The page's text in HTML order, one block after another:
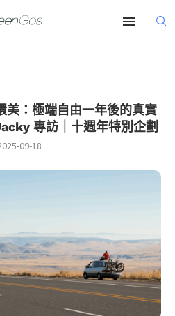
美：極端自由一年後的真實
專訪｜十週年特別企劃
09-18